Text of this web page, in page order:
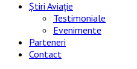
Știri Aviație
Testimoniale
Evenimente
Parteneri
Contact